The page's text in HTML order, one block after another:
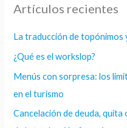
Artículos recientes
La traducción de
¿Qué es el workslop?
Menús con sorpresa: los
en el turismo
Cancelación de deuda, quita